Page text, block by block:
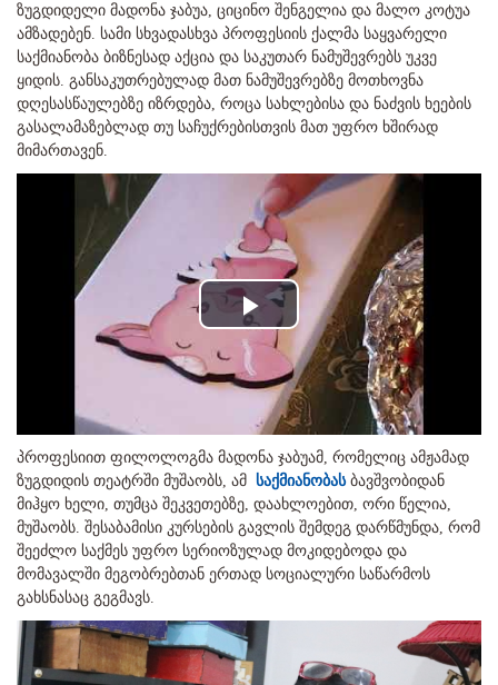
ზუგდიდელი მადონა ჯაბუა, ციცინო შენგელია და მალო კოტუა
ამზადებენ. სამი სხვადასხვა პროფესიის ქალმა საყვარელი
საქმიანობა ბიზნესად აქცია და საკუთარ ნამუშევრებს უკვე
ყიდის. განსაკუთრებულად მათ ნამუშევრებზე მოთხოვნა
დღესასწაულებზე იზრდება, როცა სახლებისა და ნაძვის ხეების
გასალამაზებლად თუ საჩუქრებისთვის მათ უფრო ხშირად
მიმართავენ.
Play
Video
პროფესიით ფილოლოგმა მადონა ჯაბუამ, რომელიც ამჟამად
ზუგდიდის თეატრში მუშაობს, ამ საქმიანობასბავშვობიდან
მიჰყო ხელი, თუმცა შეკვეთებზე, დაახლოებით, ორი წელია,
მუშაობს. შესაბამისი კურსების გავლის შემდეგ დარწმუნდა, რომ
შეეძლო საქმეს უფრო სერიოზულად მოკიდებოდა და
მომავალში მეგობრებთან ერთად სოციალური საწარმოს
გახსნასაც გეგმავს.